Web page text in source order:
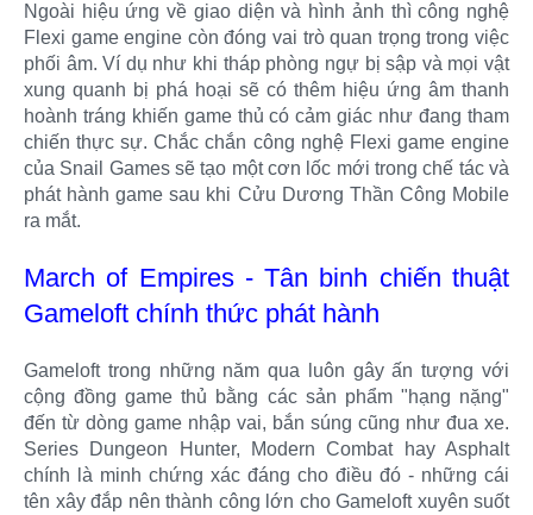
Ngoài hiệu ứng về giao diện và hình ảnh thì công nghệ
Flexi game engine còn đóng vai trò quan trọng trong việc
phối âm. Ví dụ như khi tháp phòng ngự bị sập và mọi vật
xung quanh bị phá hoại sẽ có thêm hiệu ứng âm thanh
hoành tráng khiến game thủ có cảm giác như đang tham
chiến thực sự. Chắc chắn công nghệ Flexi game engine
của Snail Games sẽ tạo một cơn lốc mới trong chế tác và
phát hành game sau khi Cửu Dương Thần Công Mobile
ra mắt.
March of Empires - Tân binh chiến thuật
Gameloft chính thức phát hành
Gameloft trong những năm qua luôn gây ấn tượng với
cộng đồng game thủ bằng các sản phẩm "hạng nặng"
đến từ dòng game nhập vai, bắn súng cũng như đua xe.
Series Dungeon Hunter, Modern Combat hay Asphalt
chính là minh chứng xác đáng cho điều đó - những cái
tên xây đắp nên thành công lớn cho Gameloft xuyên suốt